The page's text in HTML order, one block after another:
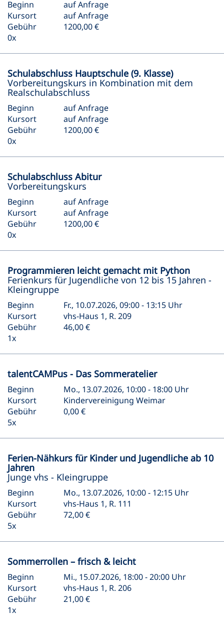
Beginn
auf Anfrage
Kursort
auf Anfrage
Gebühr
1200,00 €
0x
Schulabschluss Hauptschule (9. Klasse)
Vorbereitungskurs in Kombination mit dem
Realschulabschluss
Beginn
auf Anfrage
Kursort
auf Anfrage
Gebühr
1200,00 €
0x
Schulabschluss Abitur
Vorbereitungskurs
Beginn
auf Anfrage
Kursort
auf Anfrage
Gebühr
1200,00 €
0x
Programmieren leicht gemacht mit Python
Ferienkurs für Jugendliche von 12 bis 15 Jahren -
Kleingruppe
Beginn
Fr., 10.07.2026, 09:00 - 13:15 Uhr
Kursort
vhs-Haus 1, R. 209
Gebühr
46,00 €
1x
talentCAMPus - Das Sommeratelier
Beginn
Mo., 13.07.2026, 10:00 - 18:00 Uhr
Kursort
Kindervereinigung Weimar
Gebühr
0,00 €
5x
Ferien-Nähkurs für Kinder und Jugendliche ab 10
Jahren
Junge vhs - Kleingruppe
Beginn
Mo., 13.07.2026, 10:00 - 12:15 Uhr
Kursort
vhs-Haus 1, R. 111
Gebühr
72,00 €
5x
Sommerrollen – frisch & leicht
Beginn
Mi., 15.07.2026, 18:00 - 20:00 Uhr
Kursort
vhs-Haus 1, R. 206
Gebühr
21,00 €
1x